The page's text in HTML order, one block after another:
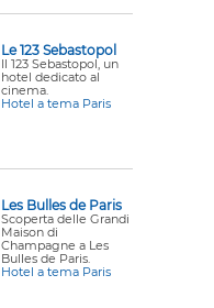
Le 123 Sebastopol
Il 123 Sebastopol, un
hotel dedicato al
cinema.
Hotel a tema Paris
Les Bulles de Paris
Scoperta delle Grandi
Maison di
Champagne a Les
Bulles de Paris.
Hotel a tema Paris